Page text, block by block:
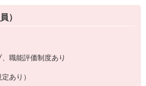
、コールセンター、受付
仕分け・加工・組立・検査
・ネイリスト・エステ
売・個別指導塾・人材紹介
売業務
ユー)・KDDI/softbank(ソフトバンク)など
楽天モバイル、UQなど格安スマホまで幅
店舗もございます！
）
職能評価制度あり
あり）